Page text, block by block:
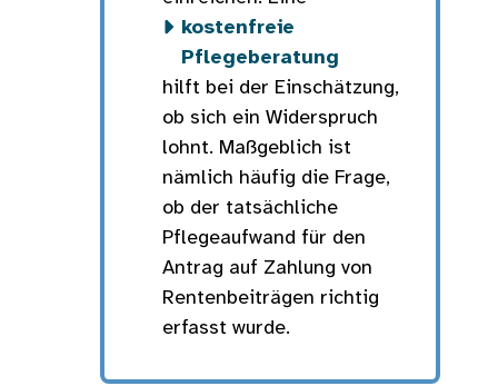
kostenfreie
Pflegeberatung
hilft bei der Einschätzung,
ob sich ein Widerspruch
lohnt. Maßgeblich ist
nämlich häufig die Frage,
ob der tatsächliche
Pflegeaufwand für den
Antrag auf Zahlung von
Rentenbeiträgen richtig
erfasst wurde.